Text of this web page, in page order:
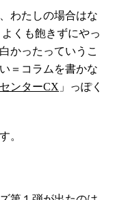
わたしの場合はな
くも飽きずにやっ
かったっていうこ
＝コラムを書かな
ンターCX 」っぽく
。